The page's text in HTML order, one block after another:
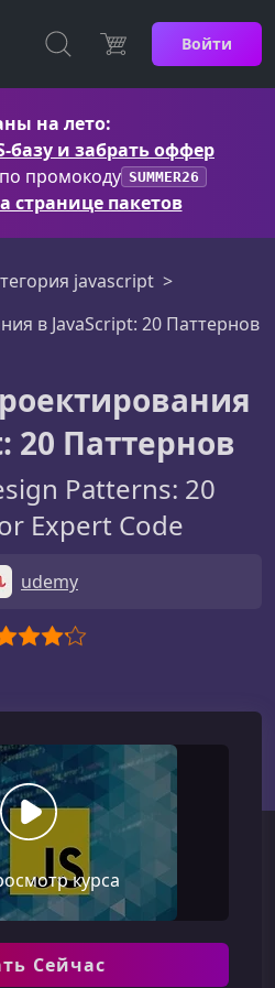
Войти
на лето:
базу и забрать оффер
по промокоду SUMMER26
странице пакетов
javascript
в JavaScript: 20 Паттернов
20 Паттернов
Patterns: 20
Expert Code
udemy
курса
Сейчас